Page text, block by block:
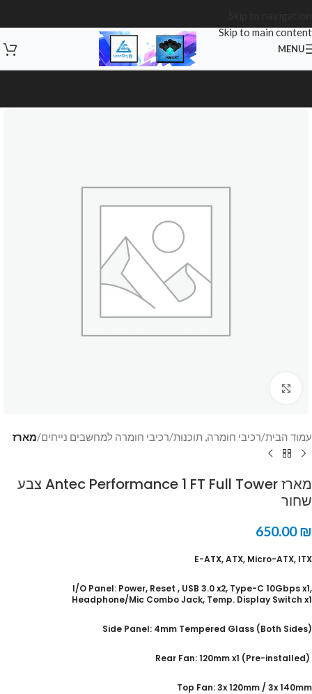
Skip to main content
MENU
עמוד הבית רכיבי חומרה, תוכנות רכיבי חומרה למחשבים נייחים מארז
מארז Antec Performance 1 FT Full Tower צבע
שחור
650.00₪
E-ATX, ATX, Micro-ATX, ITX
I/O Panel: Power, Reset , USB 3.0 x2, Type-C 10Gbps x1,
Headphone/Mic Combo Jack, Temp. Display Switch x1
Side Panel: 4mm Tempered Glass (Both Sides)
Top Fan: 3x 120mm / 3x 140mm